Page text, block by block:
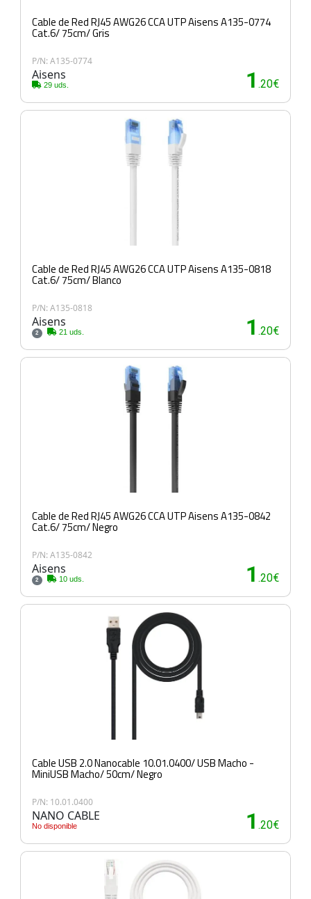
Cable de Red RJ45 AWG26 CCA UTP Aisens A135-0774
Cat.6/ 75cm/ Gris
P/N: A135-0774
Aisens
29 uds. 1 .20€
Cable de Red RJ45 AWG26 CCA UTP Aisens A135-0818
Cat.6/ 75cm/ Blanco
P/N: A135-0818
Aisens
2 21 uds. 1 .20€
Cable de Red RJ45 AWG26 CCA UTP Aisens A135-0842
Cat.6/ 75cm/ Negro
P/N: A135-0842
Aisens
2 10 uds. 1 .20€
Cable USB 2.0 Nanocable 10.01.0400/ USB Macho -
MiniUSB Macho/ 50cm/ Negro
P/N: 10.01.0400
NANO CABLE
No disponible 1 .20€